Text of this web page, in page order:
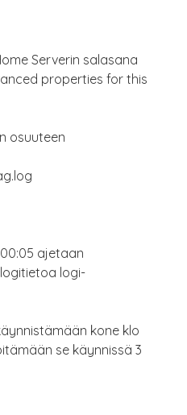
Serverin salasana
properties for this
osuuteen
ajetaan
logi-
kone klo
se käynnissä 3